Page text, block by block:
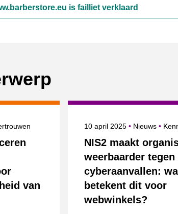
is failliet verklaard
van
NIS2 maakt
weerbaarder tegen
cyberaanvallen:
betekent dit voor
webwinkels?
Gepubliceerd op
10 april 2025 Categorie
Nieuws